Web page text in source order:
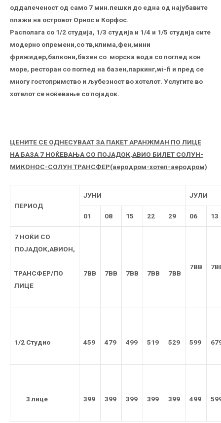
оддалеченост од само 7 мин.пешки до една од најубавите
плажи на островот Орнос и Корфос.
Располага со 1/2 студија, 1/3 студија и 1/4 и 1/5 студија сите
модерно опремени,со тв,клима,фен,мини
фрижидер,балкони,базен со морска вода со поглед кон
море, ресторан со поглед на базен,паркинг,wi-fi и пред се
многу гостопримство и љубезност во хотелот. Услугите во
хотелот се ноќевање со појадок.
ЦЕНИТЕ СЕ ОДНЕСУВААТ ЗА ПАКЕТ АРАНЖМАН ПО ЛИЦЕ
НА БАЗА 7 НОЌЕВАЊА СО ПОЈАДОК,АВИО БИЛЕТ СОЛУН-
МИКОНОС-СОЛУН ТРАНСФЕР(аеродром-хотел-аеродром)
ПЕРИОД
ЈУНИ ЈУЛИ
01 08 15 22 29 06 13
7 НОЌИ СО
ПОЈАДОК,АВИОН,
ТРАНСФЕР/ПО
ЛИЦЕ
7BB 7BB 7BB 7BB 7BB
7BB 7
1/2 Студио 459 479 499 519 529 599
3 лице 399 399 399 399 399 499